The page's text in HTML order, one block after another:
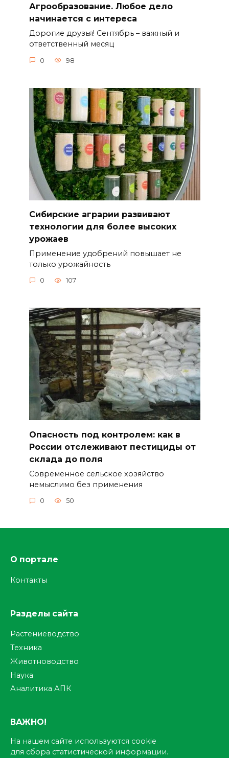
Агрообразование. Любое дело
начинается с интереса
Дорогие друзья! Сентябрь – важный и
ответственный месяц
0 98
Сибирские аграрии развивают
технологии для более высоких
урожаев
Применение удобрений повышает не
только урожайность
0 107
Опасность под контролем: как в
России отслеживают пестициды от
склада до поля
Современное сельское хозяйство
немыслимо без применения
0 50
О портале
Контакты
Разделы сайта
Растениеводство
Техника
Животноводство
Наука
Аналитика АПК
ВАЖНО!
На нашем сайте используются cookie
для сбора статистической информации.